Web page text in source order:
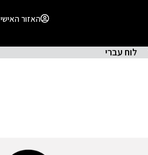
האזור האישי
לוח עברי